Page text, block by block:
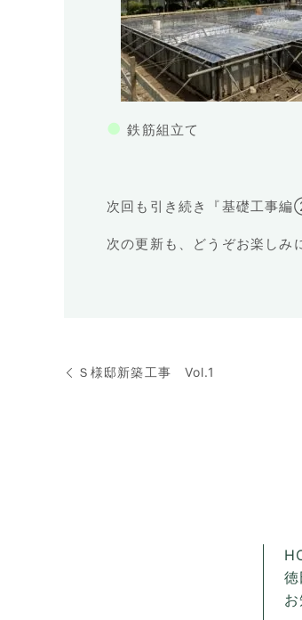
●鉄筋組立て
次回も引き続き『基礎工事
次の更新も、どうぞお楽しみ
Ｓ様邸新築工事 Vol.1